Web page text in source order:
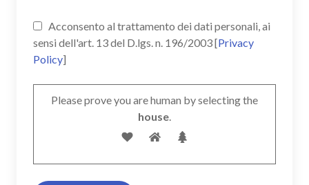
Acconsento al trattamento dei dati personali, ai
sensi dell'art. 13 del D.lgs. n. 196/2003 [Privacy
Policy]
Please prove you are human by selecting the
house.